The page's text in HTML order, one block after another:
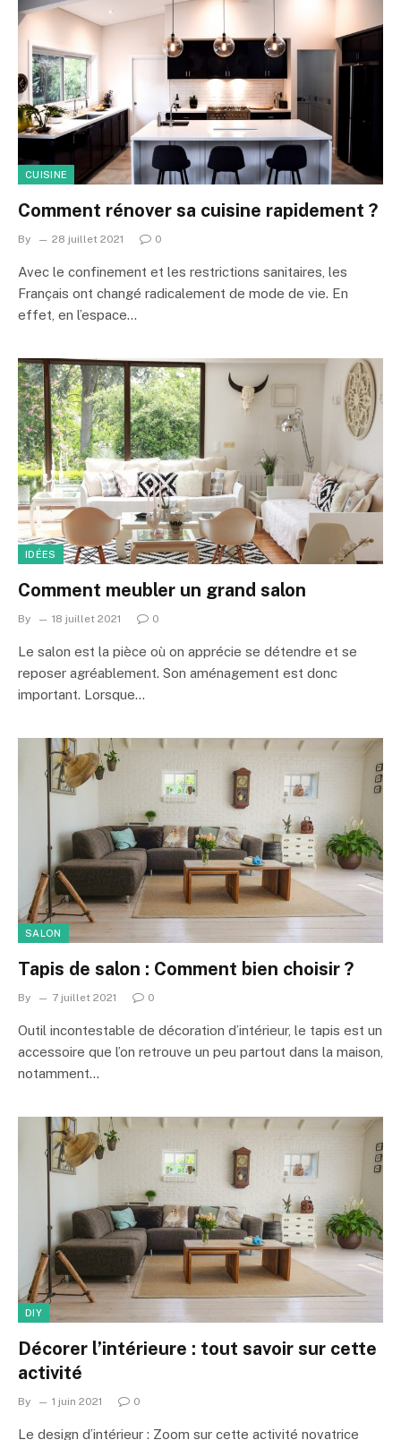
CUISINE
Comment rénover sa cuisine rapidement ?
By 28 juillet 2021 0
Avec le confinement et les restrictions sanitaires, les
Français ont changé radicalement de mode de vie. En
effet, en l’espace…
IDÉES
Comment meubler un grand salon
By 18 juillet 2021 0
Le salon est la pièce où on apprécie se détendre et se
reposer agréablement. Son aménagement est donc
important. Lorsque…
SALON
Tapis de salon : Comment bien choisir ?
By 7 juillet 2021 0
Outil incontestable de décoration d’intérieur, le tapis est un
accessoire que l’on retrouve un peu partout dans la maison,
notamment…
DIY
Décorer l’intérieure : tout savoir sur cette
activité
By 1 juin 2021 0
Le design d’intérieur : Zoom sur cette activité novatrice